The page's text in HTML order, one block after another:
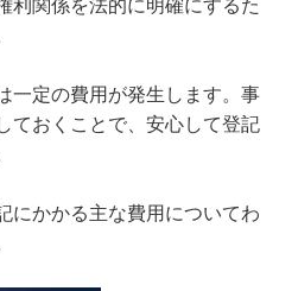
利関係を法的に明確にするた
一定の費用が発生します。事
ておくことで、安心して登記
にかかる主な費用についてわ